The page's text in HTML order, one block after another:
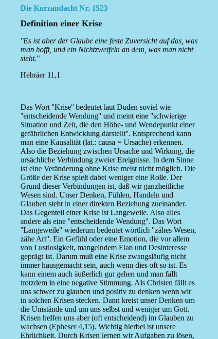
Die Kurzandacht Nr. 1523
Definition einer Krise
''Es ist aber der Glaube eine feste Zuversicht auf das, was
man hofft, und ein Nichtzweifeln an dem, was man nicht
sieht.''
Hebräer 11,1
Das Wort ''Krise'' bedeutet laut Duden soviel wie
''entscheidende Wendung'' und meint eine ''schwierige
Situation und Zeit, die den Höhe- und Wendepunkt einer
gefährlichen Entwicklung darstellt''. Entsprechend kann
man eine Kausalität (lat.: causa = Ursache) erkennen.
Also die Beziehung zwischen Ursache und Wirkung, die
ursächliche Verbindung zweier Ereignisse. In dem Sinne
ist eine Veränderung ohne Krise meist nicht möglich. Die
Größe der Krise spielt dabei weniger eine Rolle. Der
Grund dieser Verbindungen ist, daß wir ganzheitliche
Wesen sind. Unser Denken, Fühlen, Handeln und
Glauben steht in einer direkten Beziehung zueinander.
Das Gegenteil einer Krise ist Langeweile. Also alles
andere als eine ''entscheidende Wendung''. Das Wort
''Langeweile'' wiederum bedeutet wörtlich ''zähes Wesen,
zähe Art''. Ein Gefühl oder eine Emotion, die vor allem
von Lustlosigkeit, mangelndem Elan und Desinteresse
geprägt ist. Darum muß eine Krise zwangsläufig nicht
immer hausgemacht sein, auch wenn dies oft so ist. Es
kann einem auch äußerlich gut gehen und man fällt
trotzdem in eine negative Stimmung. Als Christen fällt es
uns schwer zu glauben und positiv zu denken wenn wir
in solchen Krisen stecken. Dann kreist unser Denken um
die Umstände und um uns selbst und weniger um Gott.
Krisen helfen uns aber (oft entscheidend) im Glauben zu
wachsen (Epheser 4,15). Wichtig hierbei ist unsere
Ehrlichkeit. Durch Krisen lernen wir Aufgaben zu lösen,